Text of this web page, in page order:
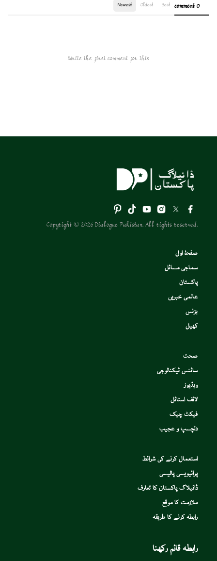
0 comment
Best
Oldest
Newest
Write the first comment for this!
Copyright © 2026 Dialogue Pakistan. All rights reserved.
صفحۂ اول
سماجی مسائل
پاکستان
عالمی خبریں
بزنس
کھیل
صحت
سائنس ٹیکنالوجی
ویڈیوز
لائف اسٹائل
فیکٹ چیک
دلچسپ و عجیب
استعمال کرنے کی شرائط
پرائیویسی پالیسی
ڈائیلاگ پاکستان کا تعارف
ملازمت کا موقع
رابطہ کرنے کا طریقہ
رابطہ قائم رکھنا